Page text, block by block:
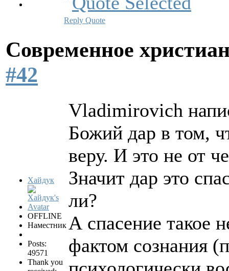
Reply Quote
Современное
#42
Хайдук
OFFLINE
Наместник
Posts:
49571
Thank you
Vladimirovich
Божий дар в том,
веру. И это не от
Значит дар это
ли?
А спасение такое
фактом сознания